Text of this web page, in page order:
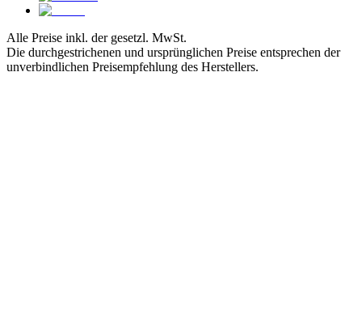
Alle Preise inkl. der gesetzl. MwSt.
Die durchgestrichenen und ursprünglichen Preise entsprechen der
unverbindlichen Preisempfehlung des Herstellers.